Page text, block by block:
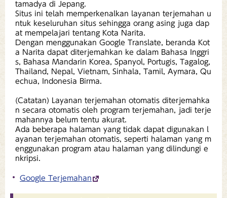
tamadya di Jepang.
Situs ini telah memperkenalkan layanan terjemahan u
ntuk keseluruhan situs sehingga orang asing juga dap
at mempelajari tentang Kota Narita.
Dengan menggunakan Google Translate, beranda Kot
a Narita dapat diterjemahkan ke dalam Bahasa Inggri
s, Bahasa Mandarin Korea, Spanyol, Portugis, Tagalog,
Thailand, Nepal, Vietnam, Sinhala, Tamil, Aymara, Qu
echua, Indonesia Birma.
(Catatan) Layanan terjemahan otomatis diterjemahka
n secara otomatis oleh program terjemahan, jadi terje
mahannya belum tentu akurat.
Ada beberapa halaman yang tidak dapat digunakan l
ayanan terjemahan otomatis, seperti halaman yang m
enggunakan program atau halaman yang dilindungi e
nkripsi.
Google Terjemahan